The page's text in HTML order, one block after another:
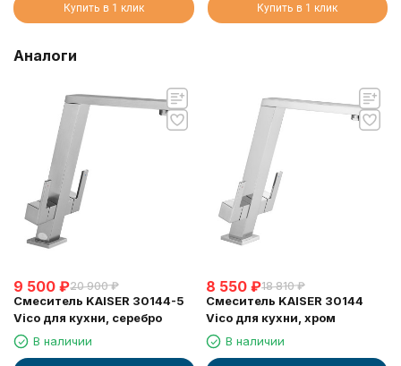
Купить в 1 клик Купить в 1 клик
Аналоги
9 500 ₽20 900 ₽
Смеситель KAISER 30144-5
Vico для кухни, серебро
В наличии
8 550 ₽18 810 ₽
Смеситель KAISER 30144
Vico для кухни, хром
В наличии